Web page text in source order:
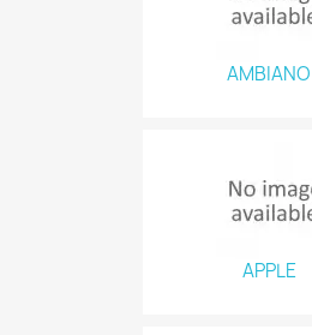
AMBIANO
APPLE